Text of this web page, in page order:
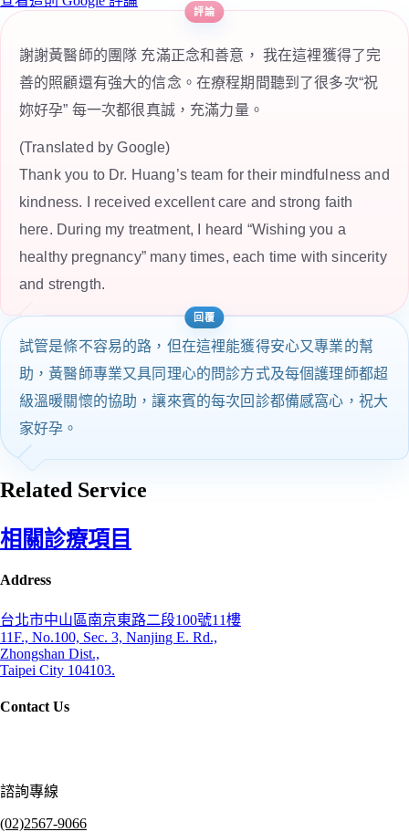
謝謝黃醫師的團隊 充滿正念和善意， 我在這裡獲得了完
善的照顧還有強大的信念。在療程期間聽到了很多次“祝
妳好孕” 每一次都很真誠，充滿力量。
(Translated by Google)
Thank you to Dr. Huang’s team for their mindfulness and
kindness. I received excellent care and strong faith
here. During my treatment, I heard “Wishing you a
healthy pregnancy” many times, each time with sincerity
and strength.
試管是條不容易的路，但在這裡能獲得安心又專業的幫
助，黃醫師專業又具同理心的問診方式及每個護理師都超
級溫暖關懷的協助，讓來賓的每次回診都備感窩心，祝大
家好孕。
Related Service
相關診療項目
Address
台北市中山區南京東路二段100號11樓
11F., No.100, Sec. 3, Nanjing E. Rd.,
Zhongshan Dist.,
Taipei City 104103.
Contact Us
諮詢專線
(02)2567-9066